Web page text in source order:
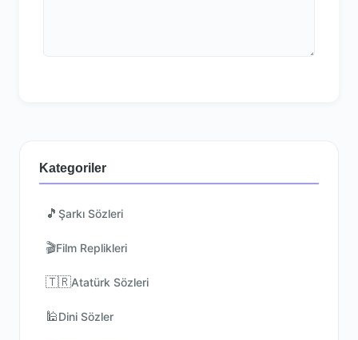
Kategoriler
🎵 Şarkı Sözleri
🎬Film Replikleri
🇹🇷Atatürk Sözleri
🕌Dini Sözler